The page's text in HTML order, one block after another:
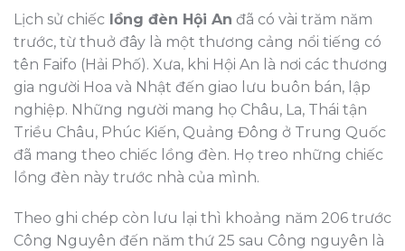
Lịch sử chiếc lồng đèn Hội An đã có vài trăm năm
trước, từ thuở đây là một thương cảng nổi tiếng có
tên Faifo (Hải Phố). Xưa, khi Hội An là nơi các thương
gia người Hoa và Nhật đến giao lưu buôn bán, lập
nghiệp. Những người mang họ Châu, La, Thái tận
Triều Châu, Phúc Kiến, Quảng Đông ở Trung Quốc
đã mang theo chiếc lồng đèn. Họ treo những chiếc
lồng đèn này trước nhà của mình.
Theo ghi chép còn lưu lại thì khoảng năm 206 trước
Công Nguyên đến năm thứ 25 sau Công nguyên là